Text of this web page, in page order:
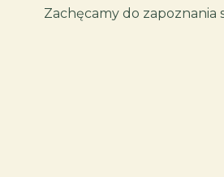
Zachęcamy do zapoznania